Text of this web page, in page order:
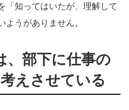
「知ってはいたが、理解して
ようがありません。
、部下に仕事の
えさせている